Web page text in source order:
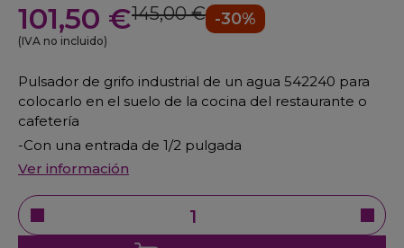
101,50 €145,00 € -30%
(IVA no incluido)
Pulsador de grifo industrial de un agua 542240 para
colocarlo en el suelo de la cocina del restaurante o
cafetería
-Con una entrada de 1/2 pulgada
Ver información